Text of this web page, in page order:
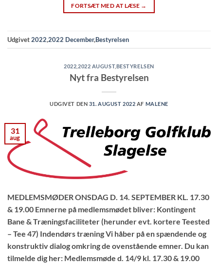
FORTSÆT MED AT LÆSE →
Udgivet2022,2022 December,Bestyrelsen
2022 2022 AUGUST,BESTYRELSEN
Nyt fra Bestyrelsen
UDGIVET DEN 31. AUGUST 2022 AF MALENE
31
aug
MEDLEMSMØDER ONSDAG D. 14. SEPTEMBER KL. 17.30
& 19.00 Emnerne på medlemsmødet bliver: Kontingent
Bane & Træningsfaciliteter (herunder evt. kortere Teested
– Tee 47) Indendørs træning Vi håber på en spændende og
konstruktiv dialog omkring de ovenstående emner. Du kan
tilmelde dig her: Medlemsmøde d. 14/9 kl. 17.30 & 19.00